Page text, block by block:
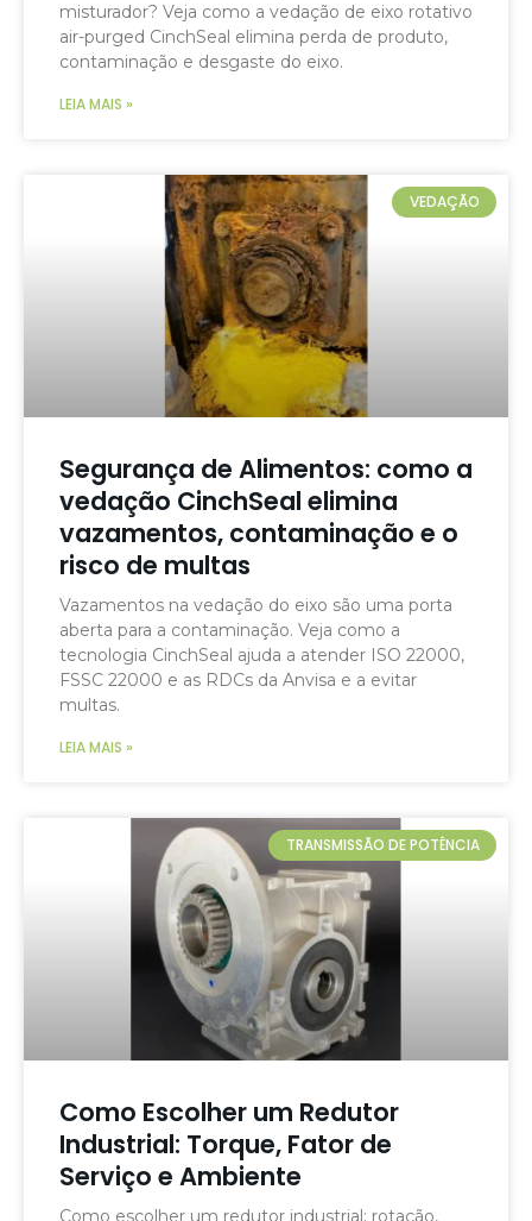
misturador? Veja como a vedação de eixo rotativo
air-purged CinchSeal elimina perda de produto,
contaminação e desgaste do eixo.
LEIA MAIS »
VEDAÇÃO
Segurança de Alimentos: como a
vedação CinchSeal elimina
vazamentos, contaminação e o
risco de multas
Vazamentos na vedação do eixo são uma porta
aberta para a contaminação. Veja como a
tecnologia CinchSeal ajuda a atender ISO 22000,
FSSC 22000 e as RDCs da Anvisa e a evitar
multas.
LEIA MAIS »
TRANSMISSÃO DE POTÊNCIA
Como Escolher um Redutor
Industrial: Torque, Fator de
Serviço e Ambiente
Como escolher um redutor industrial: rotação,